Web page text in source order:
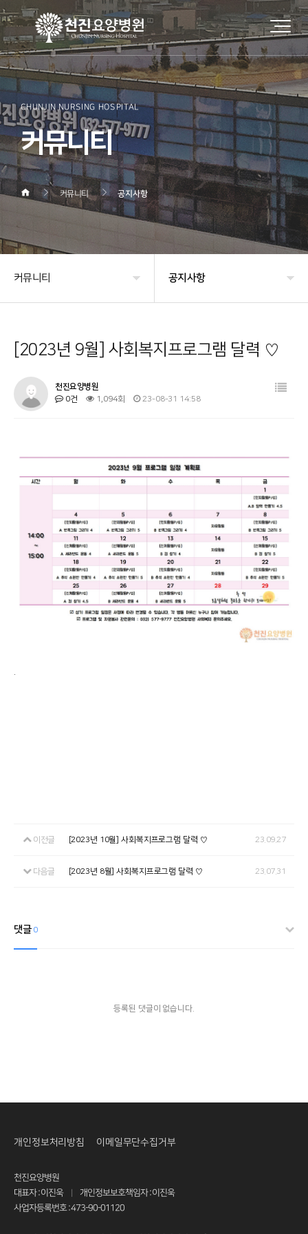
CHUNJIN NURSING HOSPITAL
커뮤니티
커뮤니티 공지사항
커뮤니티
시설 둘러보기
진료과목 안내
이용안내
기타
공지사항
금주의 식단
[2023년 9월] 사회복지프로그램 달력 ♡
천진요양병원
0건
1,094회 23-08-31 14:58
이전글 [2023년 10월] 사회복지프로그램 달력 ♡ 23.09.27
다음글 [2023년 8월] 사회복지프로그램 달력 ♡ 23.07.31
댓글0
등록된 댓글이 없습니다.
천진요양병원
대표자 : 이진욱
개인정보보호책임자 : 이진욱
사업자등록번호 : 473-90-01120
개인정보처리방침 이메일무단수집거부